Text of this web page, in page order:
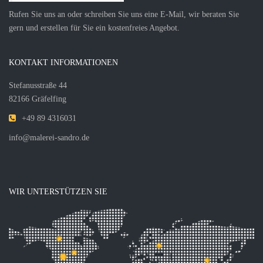
Rufen Sie uns an oder schreiben Sie uns eine E-Mail, wir beraten Sie
gern und erstellen für Sie ein kostenfreies Angebot.
KONTAKT INFORMATIONEN
Stefanusstraße 44
82166 Gräfelfing
+49 89 4316031
info@malerei-sandro.de
WIR UNTERSTÜTZEN SIE